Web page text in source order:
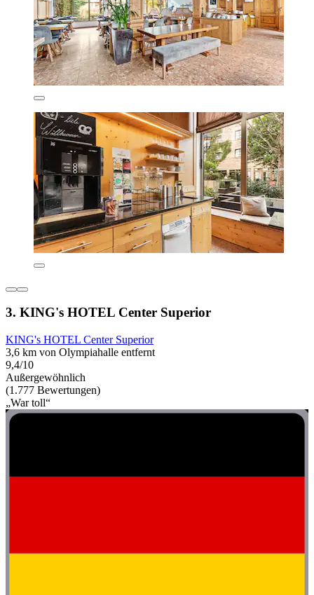
3. KING's HOTEL Center Superior
KING's HOTEL Center Superior
3,6 km von Olympiahalle entfernt
9,4/10
Außergewöhnlich
(1.777 Bewertungen)
„War toll“